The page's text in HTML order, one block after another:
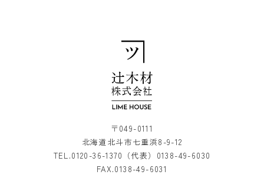
〒049-0111
北海道北斗市七重浜8-9-12
TEL.0120-36-1370 （代表） 0138-49-6030
FAX.0138-49-6031